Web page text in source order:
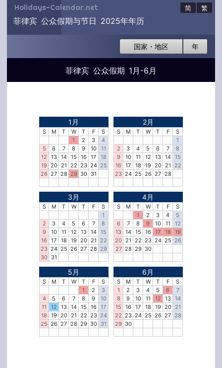
Holidays-Calendar.net 简 繁
菲律宾 公众假期与节日 2025年年历
国家・地区 年
菲律宾 公众假期 1月-6月
1月
S M T W T F
S
1
2 3
4
5
6 7 8 9 10
11
12
13 14 15 16 17
18
19 20 21 22 23 24 25
26 27 28 29 30 31
2月
S M T W T F
S
1
2
3 4 5 6 7
8
9
10 11 12 13 14
15
16
17 18 19 20 21
22
23 24 25 26 27 28
3月
S M T W T F
S
1
2
3 4 5 6 7
8
9
10 11 12 13 14
15
16
17 18 19 20 21
22
23 24 25 26 27 28 29
30 31
4月
S M T W T F
S
1
2 3 4
5
6
7 8 9 10 11
12
13
14 15 16 17 18
19
20 21 22 23 24 25 26
27 28 29 30
5月
S M T W T F
S
1
2
3
4
5 6 7 8 9
10
11
12 13 14 15 16
17
18
19 20 21 22 23 24
25 26 27 28 29 30 31
6月
S M T W T F
S
1
2 3 4 5 6
7
8
9 10 11 12 13
14
15
16 17 18 19 20
21
22 23 24 25 26 27 28
29 30